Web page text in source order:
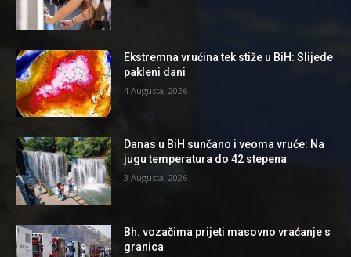
Ekstremna vrućina tek stiže u BiH: Slijede
pakleni dani
4 Augusta, 2026
Danas u BiH sunčano i veoma vruće: Na
jugu temperatura do 42 stepena
3 Augusta, 2026
Bh. vozačima prijeti masovno vraćanje s
granica